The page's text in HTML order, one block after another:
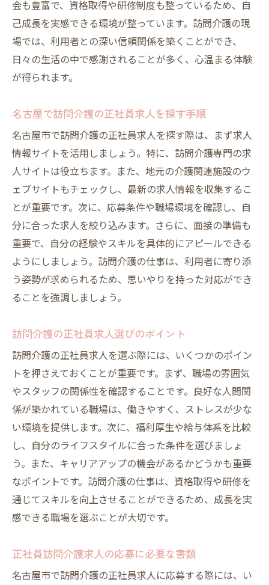
会も豊富で、資格取得や研修制度も整っているため、自
己成長を実感できる環境が整っています。訪問介護の現
場では、利用者との深い信頼関係を築くことができ、
日々の生活の中で感謝されることが多く、心温まる体験
が得られます。
名古屋で訪問介護の正社員求人を探す手順
名古屋市で訪問介護の正社員求人を探す際は、まず求人
情報サイトを活用しましょう。特に、訪問介護専門の求
人サイトは役立ちます。また、地元の介護関連施設のウ
ェブサイトもチェックし、最新の求人情報を収集するこ
とが重要です。次に、応募条件や職場環境を確認し、自
分に合った求人を絞り込みます。さらに、面接の準備も
重要で、自分の経験やスキルを具体的にアピールできる
ようにしましょう。訪問介護の仕事は、利用者に寄り添
う姿勢が求められるため、思いやりを持った対応ができ
ることを強調しましょう。
訪問介護の正社員求人選びのポイント
訪問介護の正社員求人を選ぶ際には、いくつかのポイン
トを押さえておくことが重要です。まず、職場の雰囲気
やスタッフの関係性を確認することです。良好な人間関
係が築かれている職場は、働きやすく、ストレスが少な
い環境を提供します。次に、福利厚生や給与体系を比較
し、自分のライフスタイルに合った条件を選びましょ
う。また、キャリアアップの機会があるかどうかも重要
なポイントです。訪問介護の仕事は、資格取得や研修を
通じてスキルを向上させることができるため、成長を実
感できる職場を選ぶことが大切です。
正社員訪問介護求人の応募に必要な書類
名古屋市で訪問介護の正社員求人に応募する際には、い